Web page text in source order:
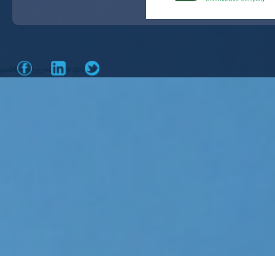
დამზადებულია mone.ge მიერ